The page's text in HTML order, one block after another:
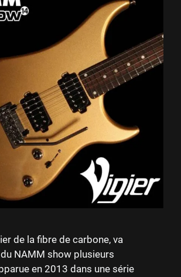
de la fibre de carbone, va
NAMM show plusieurs
en 2013 dans une série